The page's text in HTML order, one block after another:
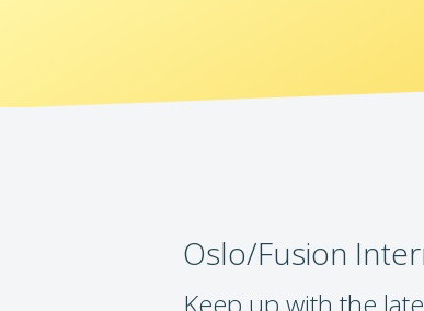
Oslo/Fusion
Keep up with the